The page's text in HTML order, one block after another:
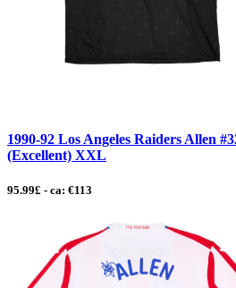
1990-92 Los Angeles Raiders Allen
(Excellent) XXL
95.99£ - ca: €113